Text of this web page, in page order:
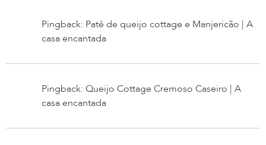
Pingback: Patê de queijo cottage e Manjericão | A
casa encantada
Pingback: Queijo Cottage Cremoso Caseiro | A
casa encantada